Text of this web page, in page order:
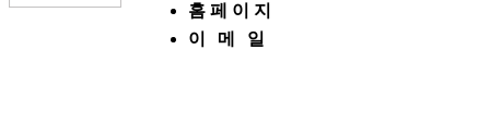
홈 페 이 지
이 메 일